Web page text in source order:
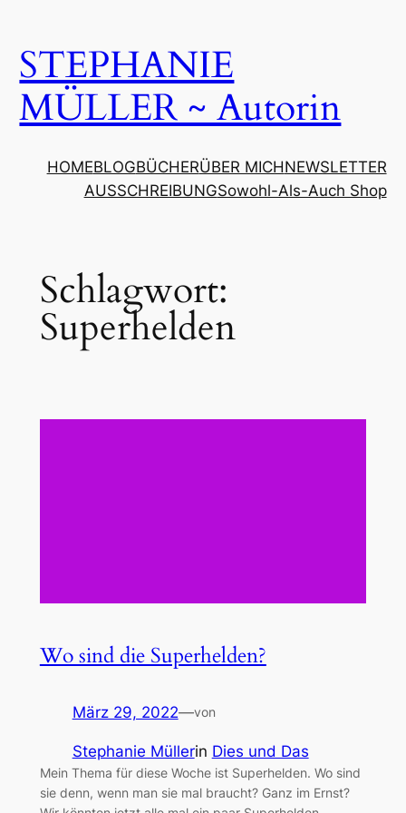
springen
STEPHANIE
MÜLLER ~ Autorin
HOMEBLOGBÜCHERÜBER MICHNEWSLETTER
AUSSCHREIBUNGSowohl-Als-Auch Shop
Schlagwort:
Superhelden
Wo sind die Superhelden?
März 29, 2022—von
Stephanie Müllerin Dies und Das
Mein Thema für diese Woche ist Superhelden. Wo sind
sie denn, wenn man sie mal braucht? Ganz im Ernst?